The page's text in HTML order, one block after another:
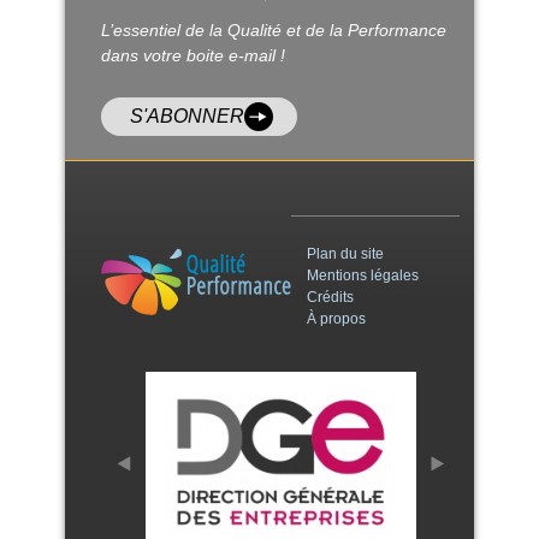
L’essentiel de la Qualité et de la Performance
dans votre boite e-mail !
S'ABONNER
Plan du site
Mentions légales
Crédits
À propos